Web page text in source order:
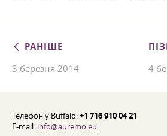
РАНІШЕ
3 березня 2014 4
Телефон у Buffalo:+1 716 910 04 21
E-mail: info@auremo.eu